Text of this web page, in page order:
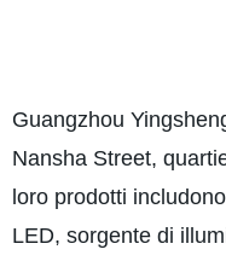
Guangzhou
Nansha Street,
loro prodotti
LED, sorgente di